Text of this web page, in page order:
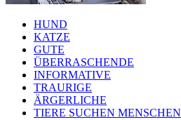
HUND
KATZE
GUTE
ÜBERRASCHENDE
INFORMATIVE
TRAURIGE
ÄRGERLICHE
TIERE SUCHEN MENSCHEN